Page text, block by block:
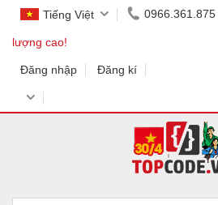
Tiếng Việt 0966.361.875
lượng cao!
Đăng nhập Đăng kí